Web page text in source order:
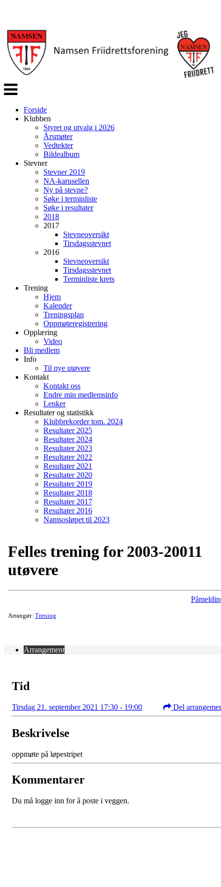
Veksle
navigasjon
Forside
Klubben
Styret og utvalg i 2026
Årsmøter
Vedtekter
Bildealbum
Stevner
Stevner 2019
NA-karusellen
Ny på stevne?
Søke i terminliste
Søke i resultater
2018
2017
Stevneoversikt
Tirsdagsstevnet
2016
Stevneoversikt
Tirsdagsstevnet
Terminliste krets
Trening
Hjem
Kalender
Treningsplan
Oppmøteregistrering
Opplæring
Video
Bli medlem
Info
Til nye utøvere
Kontakt
Kontakt oss
Endre min medlemsinfo
Lenker
Resultater og statistikk
Klubbrekorder tom. 2024
Resultater 2025
Resultater 2024
Resultater 2023
Resultater 2022
Resultater 2021
Resultater 2020
Resultater 2019
Resultater 2018
Resultater 2017
Resultater 2016
Namsosløpet til 2023
Felles trening for 2003-20011
utøvere
Arrangør: Trening
Arrangement
Tid
Tirsdag 21. september 2021 17:30 - 19:00 Del
Beskrivelse
oppmøte på løpestripet
Kommentarer
Du må logge inn for å poste i veggen.